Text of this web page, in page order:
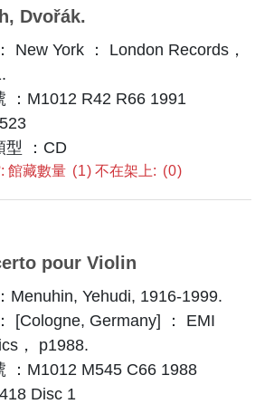
Dvořák.
New York ： London Records，
：M1012 R42 R66 1991
型 ：CD
館藏數量 1 不在架上: 0
pour Violin
Menuhin, Yehudi, 1916-1999.
[Cologne, Germany] ： EMI
， p1988.
：M1012 M545 C66 1988
Disc 1